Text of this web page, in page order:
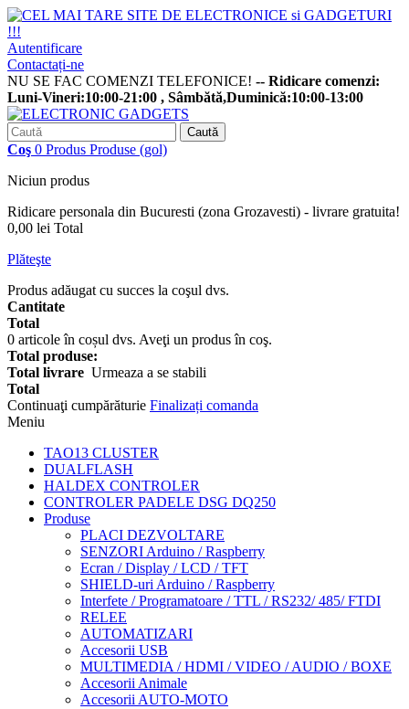
Autentificare
Contactați-ne
NU SE FAC COMENZI TELEFONICE! -- Ridicare comenzi:
Luni-Vineri:10:00-21:00 , Sâmbătă,Duminică:10:00-13:00
Caută
Coş 0 Produs Produse (gol)
Niciun produs
Ridicare personala din Bucuresti (zona Grozavesti) - livrare gratuita!
0,00 lei Total
Plăteşte
Produs adăugat cu succes la coşul dvs.
Cantitate
Total
0 articole în coșul dvs. Aveţi un produs în coş.
Total produse:
Total livrare Urmeaza a se stabili
Total
Continuaţi cumpărăturie Finalizați comanda
Meniu
TAO13 CLUSTER
DUALFLASH
HALDEX CONTROLER
CONTROLER PADELE DSG DQ250
Produse
PLACI DEZVOLTARE
SENZORI Arduino / Raspberry
Ecran / Display / LCD / TFT
SHIELD-uri Arduino / Raspberry
Interfete / Programatoare / TTL / RS232/ 485/ FTDI
RELEE
AUTOMATIZARI
Accesorii USB
MULTIMEDIA / HDMI / VIDEO / AUDIO / BOXE
Accesorii Animale
Accesorii AUTO-MOTO